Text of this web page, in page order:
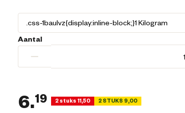
Aantal
−
6.19 2 stuks 11,50 2 STUKS 9,00